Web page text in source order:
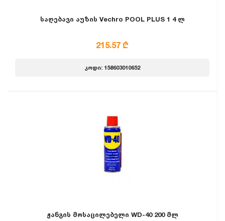
საღებავი აუზის Vechro POOL PLUS 1 4 ლ
215.57 ₾
კოდი: 158603010652
ჟანგის მოსაცილებელი WD-40 200 მლ